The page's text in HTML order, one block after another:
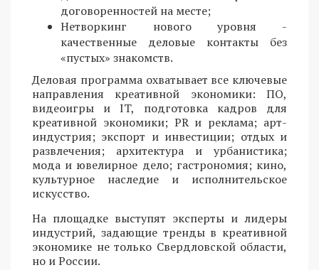
договоренностей на месте;
Нетворкинг нового уровня -
качественные деловые контакты без
«пустых» знакомств.
Деловая программа охватывает все ключевые
направления креативной экономики: ПО,
видеоигры и IT, подготовка кадров для
креативной экономики; PR и реклама; арт-
индустрия; экспорт и инвестиции; отдых и
развлечения; архитектура и урбанистика;
мода и ювелирное дело; гастрономия; кино,
культурное наследие и исполнительское
искусство.
На площадке выступят эксперты и лидеры
индустрий, задающие тренды в креативной
экономике не только Свердловской области,
но и России.